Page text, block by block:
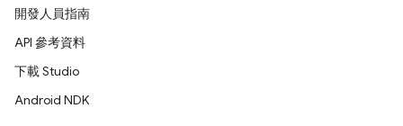
開發人員指南
API 參考資料
下載 Studio
Android NDK